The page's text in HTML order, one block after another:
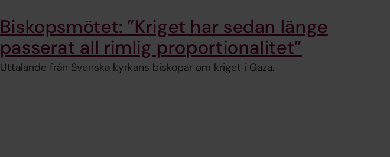
Biskopsmötet: ”Kriget har sedan länge
passerat all rimlig proportionalitet”
Uttalande från Svenska kyrkans biskopar om kriget i Gaza.